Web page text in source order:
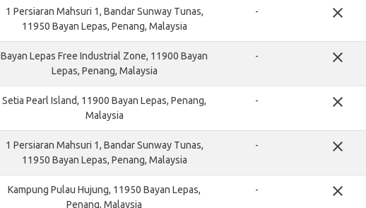
1 Persiaran Mahsuri 1, Bandar Sunway Tunas,
11950 Bayan Lepas, Penang, Malaysia
- close
Bayan Lepas Free Industrial Zone, 11900 Bayan
Lepas, Penang, Malaysia
- close
Setia Pearl Island, 11900 Bayan Lepas, Penang,
Malaysia
- close
1 Persiaran Mahsuri 1, Bandar Sunway Tunas,
11950 Bayan Lepas, Penang, Malaysia
- close
Kampung Pulau Hujung, 11950 Bayan Lepas,
Penang, Malaysia
- close